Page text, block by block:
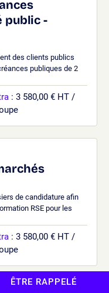
public -
des clients publics
publiques de 2
: 3 580,00 € HT /
de candidature afin
RSE pour les
: 3 580,00 € HT /
ÊTRE RAPPELÉ